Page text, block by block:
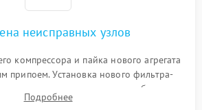
неисправных узлов
компрессора и пайка нового агрегата
припоем. Установка нового фильтра-
изношенных вентиляторов обдува,
или поврежденных дверных петель.
Подробнее